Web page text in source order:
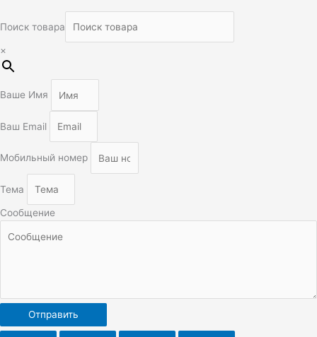
Поиск товара
×
Ваше Имя
Ваш Email
Мобильный номер
Тема
Сообщение
Отправить